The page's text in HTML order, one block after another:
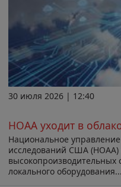
30 июля 2026 | 12:40
НОАА уходит в
Национальное
исследований США (НОАА)
локального оборудования...